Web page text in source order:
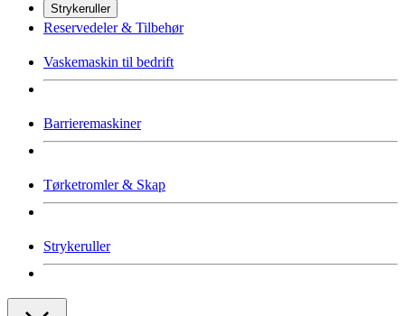
Strykeruller
Reservedeler & Tilbehør
Vaskemaskin til bedrift
Barrieremaskiner
Tørketromler & Skap
Strykeruller